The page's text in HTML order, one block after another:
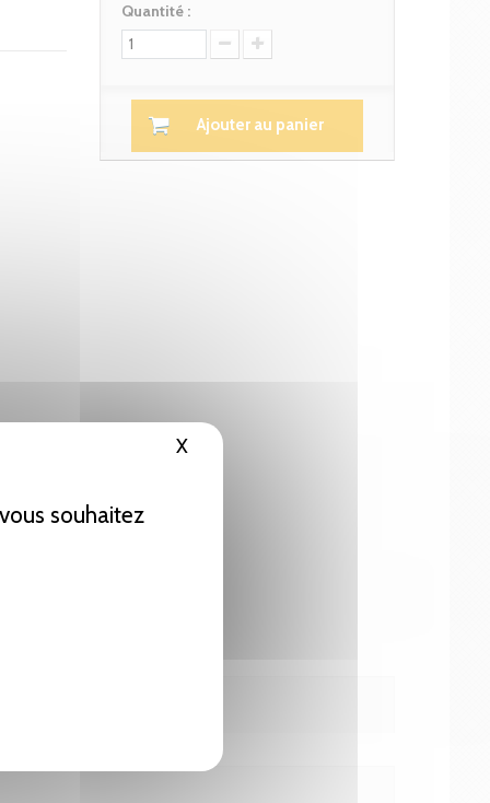
souhaitez
X Masquer le bandeau des cookies
Quantité :
Ajouter au panier